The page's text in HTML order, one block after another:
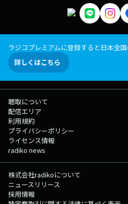
ラジコプレミアムに登録すると日本全
詳しくはこちら
聴取について
配信エリア
利用規約
プライバシーポリシー
ライセンス情報
radiko news
株式会社radikoについて
ニュースリリース
採用情報